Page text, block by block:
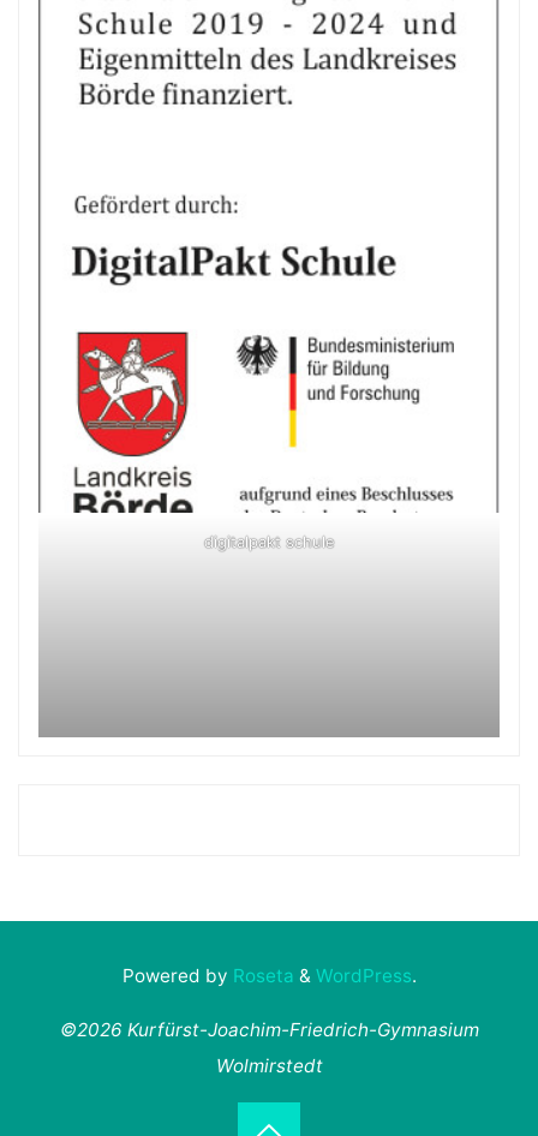
digitalpakt schule
Powered by Roseta & WordPress.
©2026 Kurfürst-Joachim-Friedrich-Gymnasium
Wolmirstedt